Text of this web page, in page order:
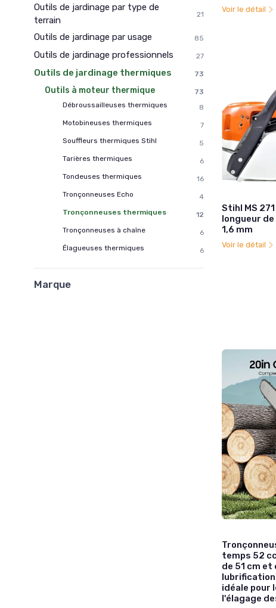
Outils de jardinage par type de
terrain
21
Outils de jardinage par usage 85
Outils de jardinage professionnels 27
Outils de jardinage thermiques 73
Outils à moteur thermique
73
Débroussailleuses thermiques
8
Motobineuses thermiques
7
Souffleurs thermiques Stihl
5
Tarières thermiques
6
Tondeuses thermiques
16
Tronçonneuses Echo
4
Tronçonneuses thermiques
12
Tronçonneuses à chaîne
6
Élagueuses thermiques
6
Marque
Voir le détail
Stihl MS
longueur
1,6 mm
Voir le détail
temps 52
de 51 cm
lubrification
idéale pour
l'élagage